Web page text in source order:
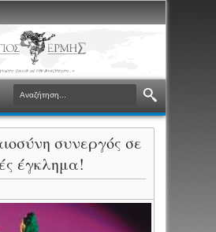
συνεργός σε
έγκλημα!